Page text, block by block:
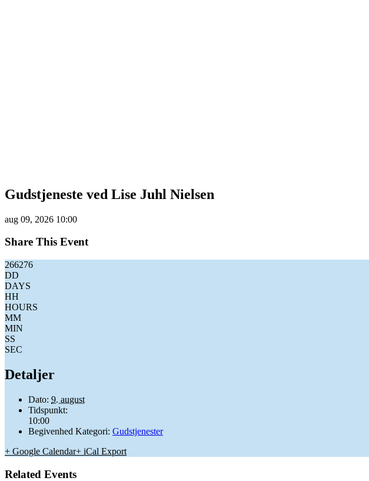
Gudstjeneste ved Lise Juhl Nielsen
aug 09, 2026 10:00
Share This Event
266276
DD
DAYS
HH
HOURS
MM
MIN
SS
SEC
Detaljer
Dato: 9. august
Tidspunkt:
10:00
Begivenhed Kategori: Gudstjenester
+ Google Calendar+ iCal Export
Related Events